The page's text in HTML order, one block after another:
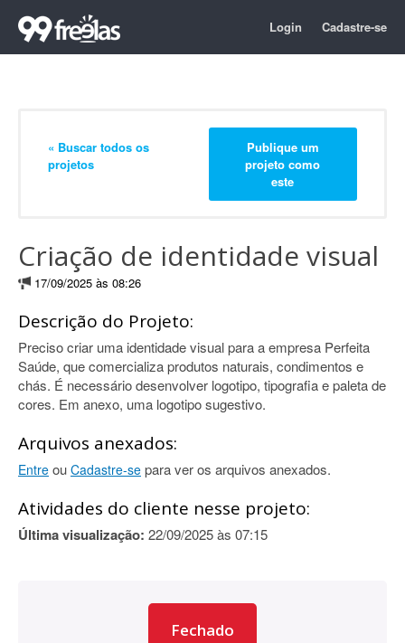
Login Cadastre-se
« Buscar todos os
projetos
Publique um
projeto como
este
Criação de identidade visual
17/09/2025 às 08:26
Descrição do Projeto:
Preciso criar uma identidade visual para a empresa Perfeita
Saúde, que comercializa produtos naturais, condimentos e
chás. É necessário desenvolver logotipo, tipografia e paleta de
cores. Em anexo, uma logotipo sugestivo.
Arquivos anexados:
Entre ou Cadastre-se para ver os arquivos anexados.
Atividades do cliente nesse projeto:
Última visualização: 22/09/2025 às 07:15
Fechado